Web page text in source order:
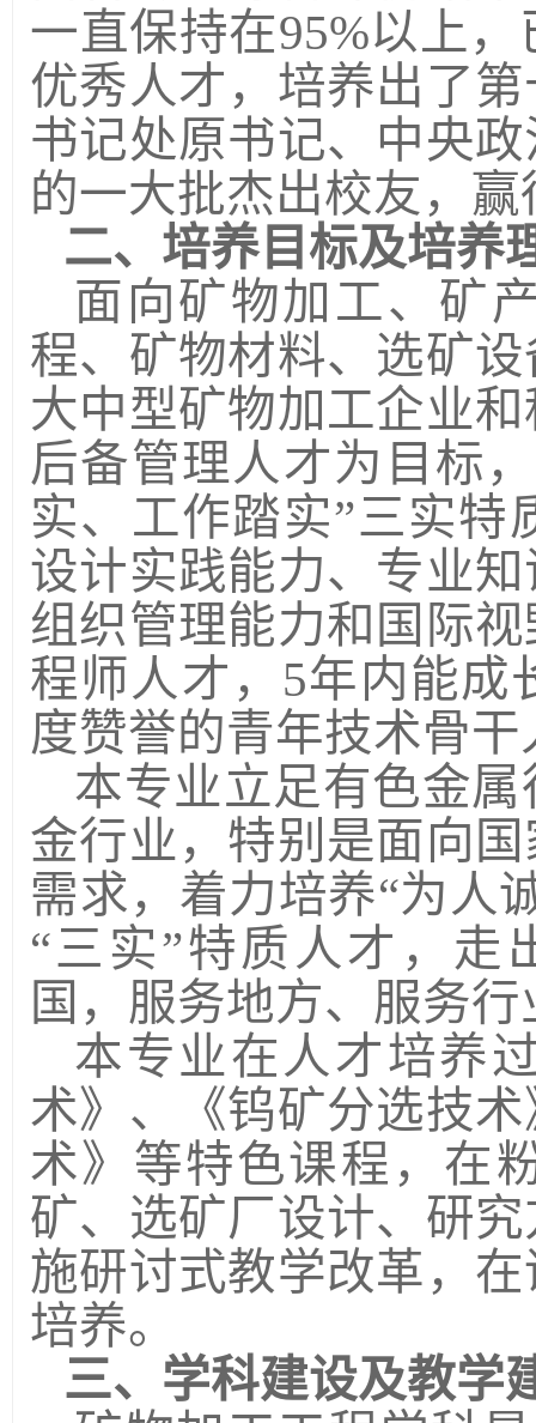
一直保持在95%以上，
优秀人才，培养出了
书记处原书记、中央
的一大批杰出校友，
二、培养目标及培养
面向矿物加工、矿
程、矿物材料、选矿
大中型矿物加工企业
后备管理人才为目标
实、工作踏实”三实特
设计实践能力、专业
组织管理能力和国际
程师人才， 5年内能成
度赞誉的青年技术骨干
本专业立足有色金
金行业，特别是面向
需求，着力培养“为人
“三实”特质人才，走
国，服务地方、服务
本专业在人才培养
术》、《钨矿分选技
术》等特色课程，在
矿、选矿厂设计、研
施研讨式教学改革，
培养。
三、学科建设及教学